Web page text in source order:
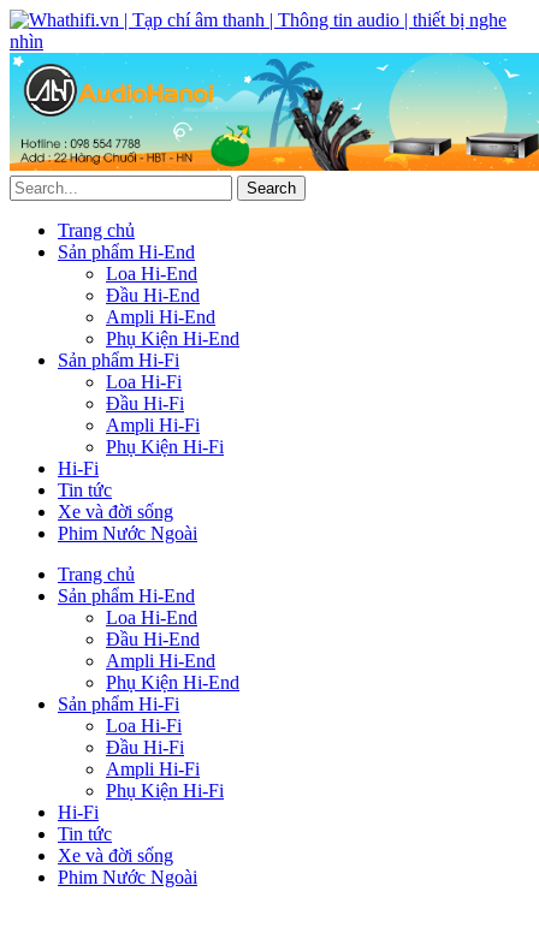
Trang chủ
Sản phẩm Hi-End
Loa Hi-End
Đầu Hi-End
Ampli Hi-End
Phụ Kiện Hi-End
Sản phẩm Hi-Fi
Loa Hi-Fi
Đầu Hi-Fi
Ampli Hi-Fi
Phụ Kiện Hi-Fi
Hi-Fi
Tin tức
Xe và đời sống
Phim Nước Ngoài
Trang chủ
Sản phẩm Hi-End
Loa Hi-End
Đầu Hi-End
Ampli Hi-End
Phụ Kiện Hi-End
Sản phẩm Hi-Fi
Loa Hi-Fi
Đầu Hi-Fi
Ampli Hi-Fi
Phụ Kiện Hi-Fi
Hi-Fi
Tin tức
Xe và đời sống
Phim Nước Ngoài